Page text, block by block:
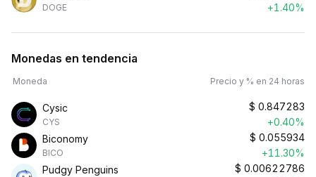
DOGE
+1.40%
Monedas en tendencia
Moneda Precio y % en 24 horas
Cysic
CYS
$ 0.847283
+0.40%
Biconomy
BICO
$ 0.055934
+11.30%
Pudgy Penguins
$ 0.00622786